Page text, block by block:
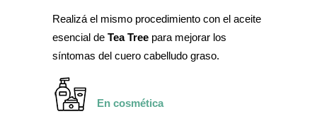
Realizá el mismo procedimiento con el aceite
esencial de Tea Tree para mejorar los
síntomas del cuero cabelludo graso.
En cosmética